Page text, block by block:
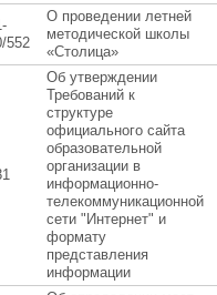
552
О проведении летней
методической школы
«Столица»
Об утверждении
Требований к
структуре
официального сайта
образовательной
организации в
информационно-
телекоммуникационной
сети "Интернет" и
формату
представления
информации